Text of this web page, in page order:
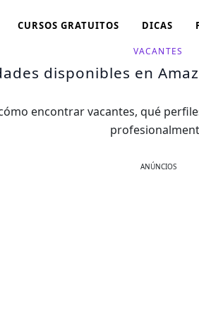
CURSOS GRATUITOS DICAS
VACANTES
disponibles en
encontrar vacantes, qué
ANÚNCIOS